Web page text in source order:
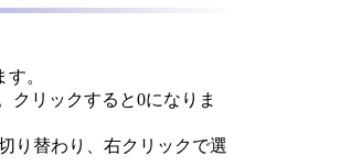
。
クリックすると0になりま
り替わり、右クリックで選